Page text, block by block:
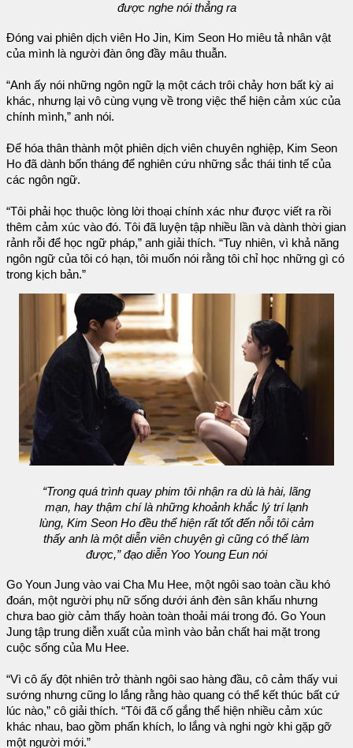
được nghe nói thẳng ra
Đóng vai phiên dịch viên Ho Jin, Kim Seon Ho miêu tả nhân vật
của mình là người đàn ông đầy mâu thuẫn.
“Anh ấy nói những ngôn ngữ lạ một cách trôi chảy hơn bất kỳ ai
khác, nhưng lại vô cùng vụng về trong việc thể hiện cảm xúc của
chính mình,” anh nói.
Để hóa thân thành một phiên dịch viên chuyên nghiệp, Kim Seon
Ho đã dành bốn tháng để nghiên cứu những sắc thái tinh tế của
các ngôn ngữ.
“Tôi phải học thuộc lòng lời thoại chính xác như được viết ra rồi
thêm cảm xúc vào đó. Tôi đã luyện tập nhiều lần và dành thời gian
rảnh rỗi để học ngữ pháp,” anh giải thích. “Tuy nhiên, vì khả năng
ngôn ngữ của tôi có hạn, tôi muốn nói rằng tôi chỉ học những gì có
trong kịch bản.”
“Trong quá trình quay phim tôi nhận ra dù là hài, lãng
mạn, hay thậm chí là những khoảnh khắc lý trí lạnh
lùng, Kim Seon Ho đều thể hiện rất tốt đến nỗi tôi cảm
thấy anh là một diễn viên chuyện gì cũng có thể làm
được,” đạo diễn Yoo Young Eun nói
Go Youn Jung vào vai Cha Mu Hee, một ngôi sao toàn cầu khó
đoán, một người phụ nữ sống dưới ánh đèn sân khấu nhưng
chưa bao giờ cảm thấy hoàn toàn thoải mái trong đó. Go Youn
Jung tập trung diễn xuất của mình vào bản chất hai mặt trong
cuộc sống của Mu Hee.
“Vì cô ấy đột nhiên trở thành ngôi sao hàng đầu, cô cảm thấy vui
sướng nhưng cũng lo lắng rằng hào quang có thể kết thúc bất cứ
lúc nào,” cô giải thích. “Tôi đã cố gắng thể hiện nhiều cảm xúc
khác nhau, bao gồm phấn khích, lo lắng và nghi ngờ khi gặp gỡ
một người mới.”